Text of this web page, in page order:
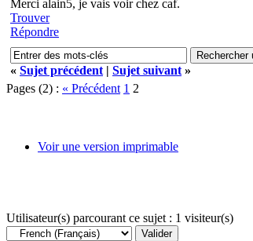
Merci alain5, je vais voir chez caf.
Trouver
Répondre
« Sujet précédent | Sujet suivant »
Pages (2) : « Précédent 1 2
Voir une version imprimable
Utilisateur(s) parcourant ce sujet : 1 visiteur(s)